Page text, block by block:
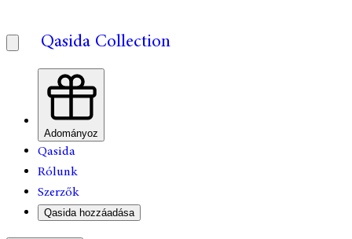
Qasida Collection
Adományoz
Qasida
Rólunk
Szerzők
Qasida hozzáadása